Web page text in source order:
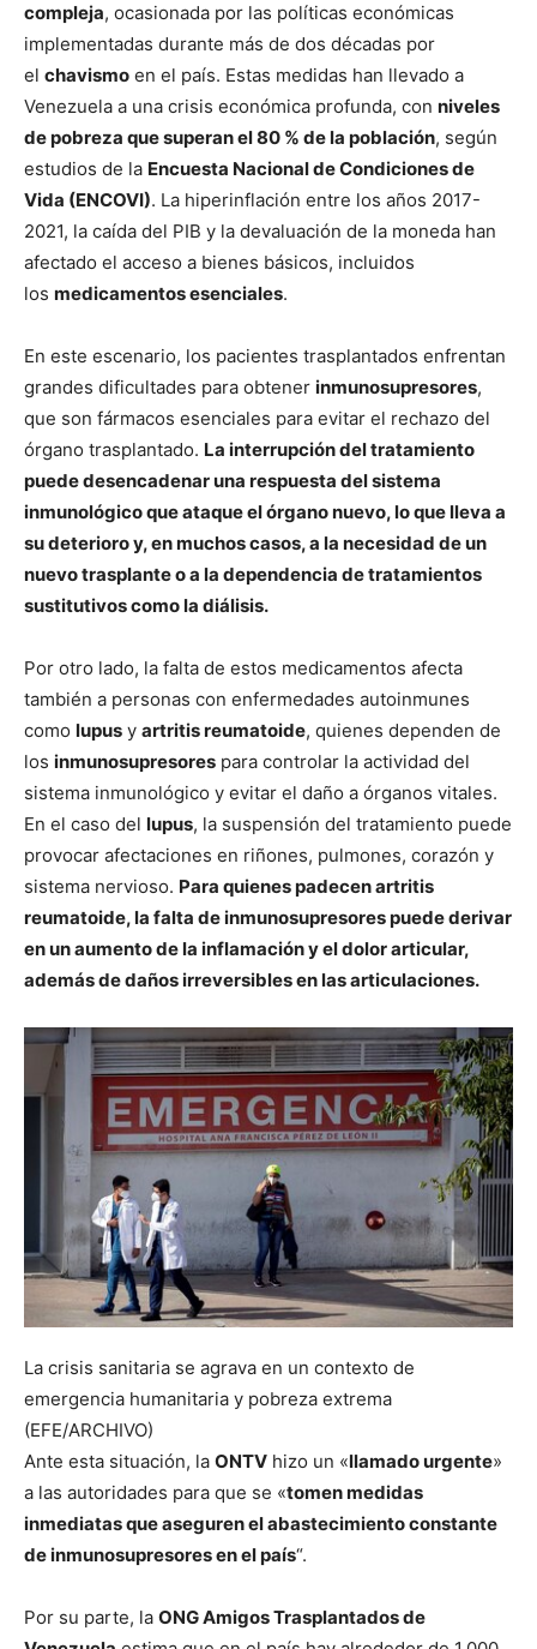
compleja, ocasionada por las políticas económicas
implementadas durante más de dos décadas por
el chavismo en el país. Estas medidas han llevado a
Venezuela a una crisis económica profunda, con niveles
de pobreza que superan el 80 % de la población, según
estudios de la Encuesta Nacional de Condiciones de
Vida (ENCOVI). La hiperinflación entre los años 2017-
2021, la caída del PIB y la devaluación de la moneda han
afectado el acceso a bienes básicos, incluidos
los medicamentos esenciales.
En este escenario, los pacientes trasplantados enfrentan
grandes dificultades para obtener inmunosupresores,
que son fármacos esenciales para evitar el rechazo del
órgano trasplantado. La interrupción del tratamiento
puede desencadenar una respuesta del sistema
inmunológico que ataque el órgano nuevo, lo que lleva a
su deterioro y, en muchos casos, a la necesidad de un
nuevo trasplante o a la dependencia de tratamientos
sustitutivos como la diálisis.
Por otro lado, la falta de estos medicamentos afecta
también a personas con enfermedades autoinmunes
como lupus y artritis reumatoide, quienes dependen de
los inmunosupresores para controlar la actividad del
sistema inmunológico y evitar el daño a órganos vitales.
En el caso del lupus, la suspensión del tratamiento puede
provocar afectaciones en riñones, pulmones, corazón y
sistema nervioso. Para quienes padecen artritis
reumatoide, la falta de inmunosupresores puede derivar
en un aumento de la inflamación y el dolor articular,
además de daños irreversibles en las articulaciones.
La crisis sanitaria se agrava en un contexto de
emergencia humanitaria y pobreza extrema
(EFE/ARCHIVO)
Ante esta situación, la ONTV hizo un «llamado urgente»
a las autoridades para que se «tomen medidas
inmediatas que aseguren el abastecimiento constante
de inmunosupresores en el país“.
Por su parte, la ONG Amigos Trasplantados de